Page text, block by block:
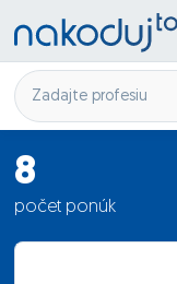
8
počet ponúk
36.88 €